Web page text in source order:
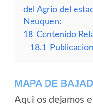
del Agrio del
Neuquen:
18 Contenido
18.1
MAPA DE
Aqui os dejamos